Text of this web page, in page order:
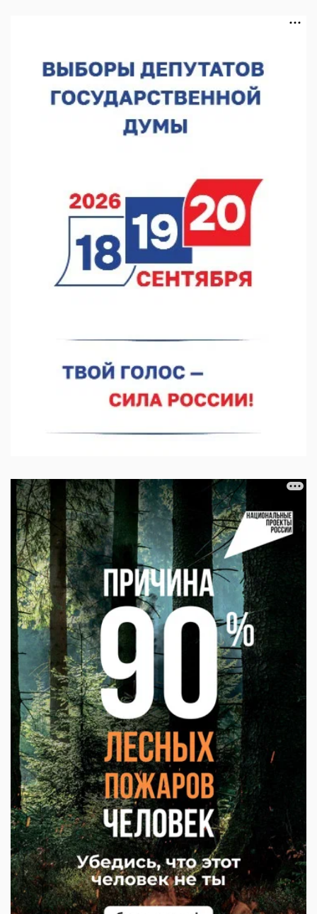
В Нижнем Новгороде отметили 70-летие Дня строителя
07.08.2026 12:04
В Нижегородской области созданы четыре ММЦ
07.08.2026 11:46